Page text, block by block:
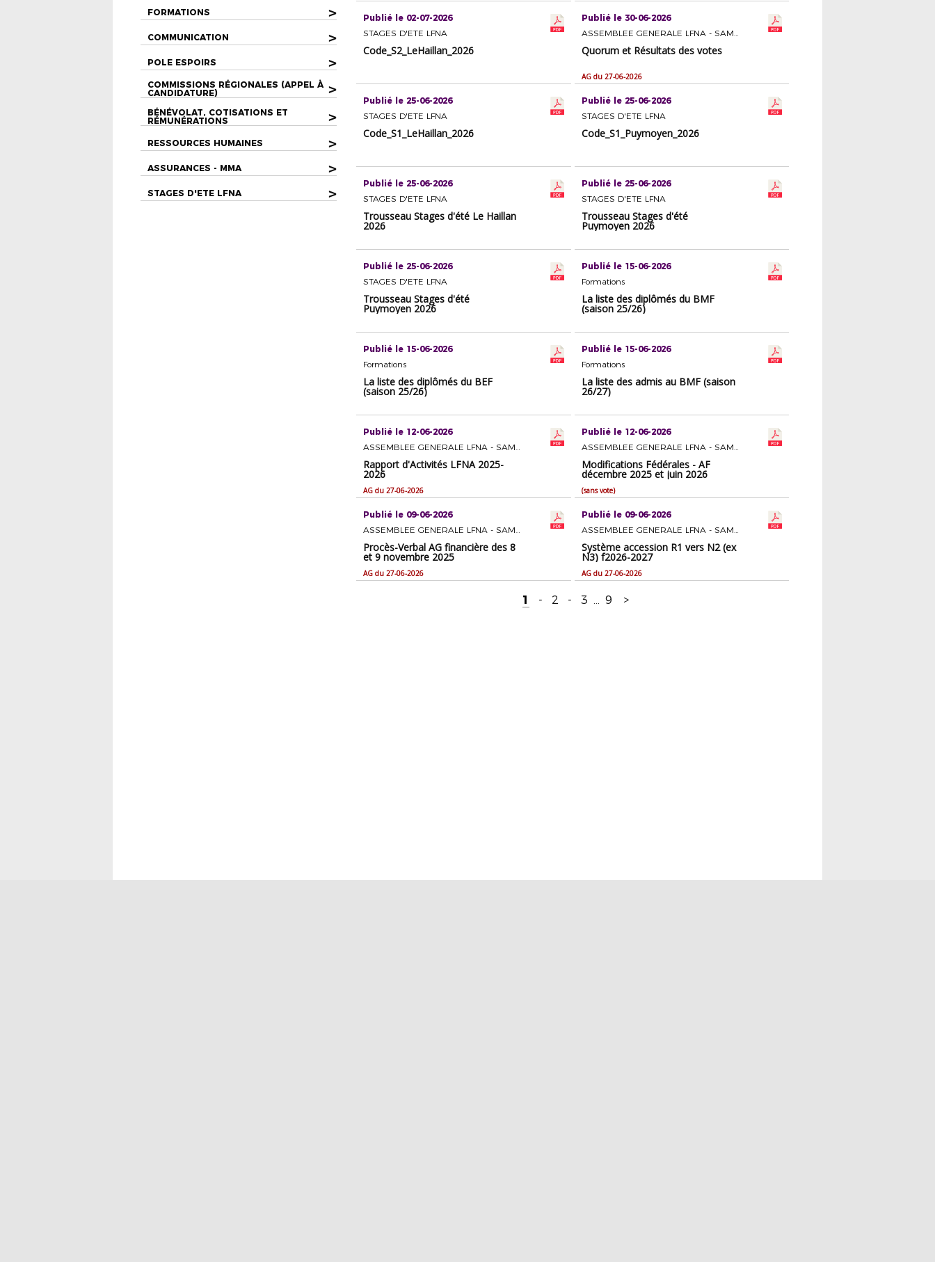
FORMATIONS >
COMMUNICATION >
POLE ESPOIRS >
COMMISSIONS RÉGIONALES (APPEL À
CANDIDATURE)
>
BÉNÉVOLAT, COTISATIONS ET
RÉMUNÉRATIONS
>
RESSOURCES HUMAINES >
ASSURANCES - MMA >
STAGES D'ETE LFNA >
Publié le 02-07-2026
STAGES D'ETE LFNA
Code_S2_LeHaillan_2026
Publié le 30-06-2026
ASSEMBLEE GENERALE LFNA - SAMEDI 27 JUIN 2026 A BERGERAC
Quorum et Résultats des votes
AG du 27-06-2026
Publié le 25-06-2026
STAGES D'ETE LFNA
Code_S1_LeHaillan_2026
Publié le 25-06-2026
STAGES D'ETE LFNA
Code_S1_Puymoyen_2026
Publié le 25-06-2026
STAGES D'ETE LFNA
Trousseau Stages d'été Le Haillan
2026
Publié le 25-06-2026
STAGES D'ETE LFNA
Trousseau Stages d'été
Puymoyen 2026
Publié le 25-06-2026
STAGES D'ETE LFNA
Trousseau Stages d'été
Puymoyen 2026
Publié le 15-06-2026
Formations
La liste des diplômés du BMF
(saison 25/26)
Publié le 15-06-2026
Formations
La liste des diplômés du BEF
(saison 25/26)
Publié le 15-06-2026
Formations
La liste des admis au BMF (saison
26/27)
Publié le 12-06-2026
ASSEMBLEE GENERALE LFNA - SAMEDI 27 JUIN 2026 A BERGERAC
Rapport d'Activités LFNA 2025-
2026
AG du 27-06-2026
Publié le 12-06-2026
ASSEMBLEE GENERALE LFNA - SAMEDI 27 JUIN 2026 A BERGERAC
Modifications Fédérales - AF
décembre 2025 et juin 2026
(sans vote)
Publié le 09-06-2026
ASSEMBLEE GENERALE LFNA - SAMEDI 27 JUIN 2026 A BERGERAC
Procès-Verbal AG financière des 8
et 9 novembre 2025
AG du 27-06-2026
Publié le 09-06-2026
ASSEMBLEE GENERALE LFNA - SAMEDI 27 JUIN 2026 A BERGERAC
Système accession R1 vers N2 (ex
N3) f2026-2027
AG du 27-06-2026
1 - 2 - 3 ... 9 >